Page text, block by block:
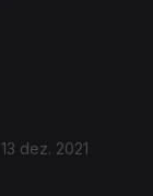
13 dez. 2021